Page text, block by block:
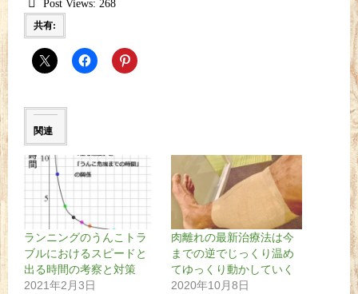
Post Views: 268
共有:
関連
ランニングのうんこトラ
ブルにおけるスピードと
出る時間の考察と対策
2021年2月3日
肉離れの最新治療法は今
までの逆でじっくり温め
てゆっくり動かしていく
2020年10月8日